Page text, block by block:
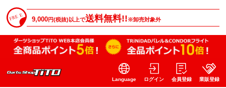
9,000円(税抜)以上で送料無料!!※卸売対象外
Language ログイン 会員登録 業販登録